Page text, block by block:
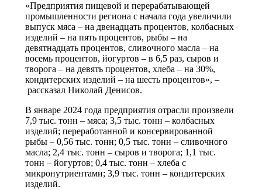
«Предприятия пищевой и перерабатывающей
промышленности региона с начала года увеличили
выпуск мяса – на двенадцать процентов, колбасных
изделий – на пять процентов, рыбы – на
девятнадцать процентов, сливочного масла – на
восемь процентов, йогуртов – в 6,5 раз, сыров и
творога – на девять процентов, хлеба – на 30%,
кондитерских изделий – на шесть процентов», –
рассказал Николай Денисов.
В январе 2024 года предприятия отрасли произвели
7,9 тыс. тонн – мяса; 3,5 тыс. тонн – колбасных
изделий; переработанной и консервированной
рыбы – 0,56 тыс. тонн; 0,5 тыс. тонн – сливочного
масла; 2,4 тыс. тонн – сыров и творога; 1,1 тыс.
тонн – йогуртов; 0,4 тыс. тонн – хлеба с
микронутриентами; 3,9 тыс. тонн – кондитерских
изделий.